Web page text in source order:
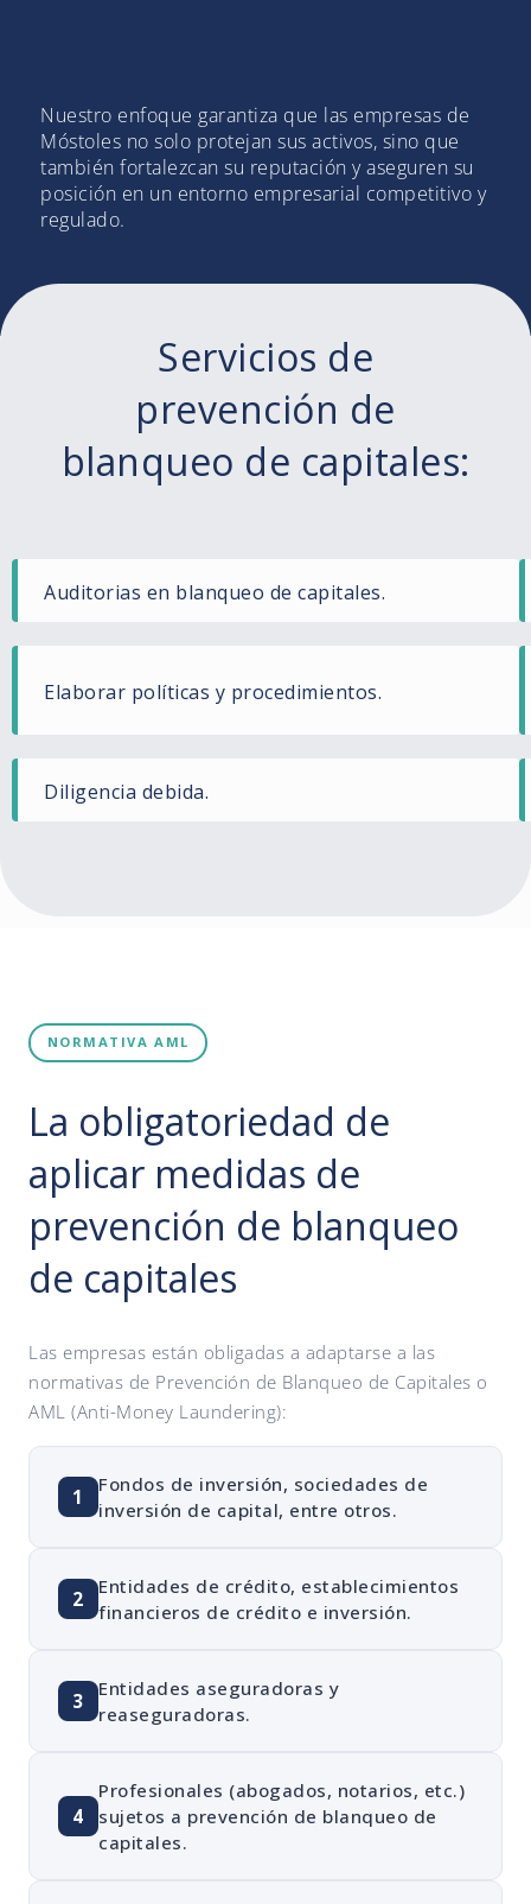
Nuestro enfoque garantiza que las empresas de
Móstoles no solo protejan sus activos, sino que
también fortalezcan su reputación y aseguren su
posición en un entorno empresarial competitivo y
regulado.
Servicios de
prevención de
blanqueo de capitales:
Auditorias en blanqueo de capitales.
Elaborar políticas y procedimientos.
Diligencia debida.
NORMATIVA AML
La obligatoriedad de
aplicar medidas de
prevención de blanqueo
de capitales
Las empresas están obligadas a adaptarse a las
normativas de Prevención de Blanqueo de Capitales o
AML (Anti-Money Laundering):
1
Fondos de inversión, sociedades de
inversión de capital, entre otros.
2
Entidades de crédito, establecimientos
financieros de crédito e inversión.
3
Entidades aseguradoras y
reaseguradoras.
4
Profesionales (abogados, notarios, etc.)
sujetos a prevención de blanqueo de
capitales.